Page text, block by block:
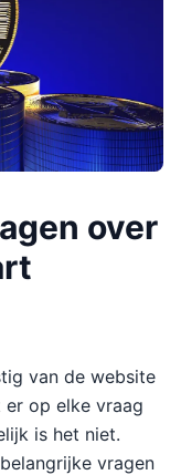
over
van de website
er op elke vraag
is het niet.
vragen